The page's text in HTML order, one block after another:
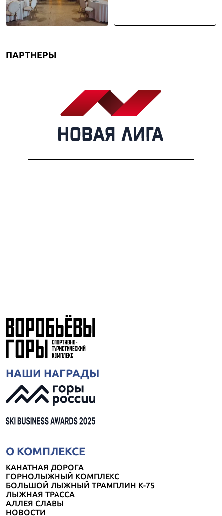
ПАРТНЕРЫ
НАШИ НАГРАДЫ
О КОМПЛЕКСЕ
КАНАТНАЯ ДОРОГА
ГОРНОЛЫЖНЫЙ КОМПЛЕКС
БОЛЬШОЙ ЛЫЖНЫЙ ТРАМПЛИН К-75
ЛЫЖНАЯ ТРАССА
АЛЛЕЯ СЛАВЫ
НОВОСТИ